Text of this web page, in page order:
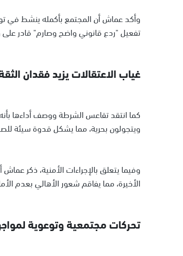
وأكد عماش أن المجتمع بأكمله ينشط في
تفعيل "ردع قانوني واضح وصارم" قادر
غياب الاعتقالات يزيد فقدان
كما انتقد تقاعس الشرطة ووصف أداءها
ويتجولون بحرية، مما يشكل قدوة سيئة
وفيما يتعلق بالإجراءات الأمنية، ذكر
الأخيرة، مما يفاقم شعور الأهالي بعدم
تحركات مجتمعية وتوعوية